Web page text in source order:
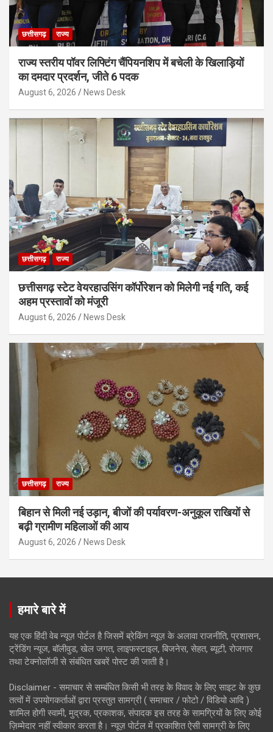
छत्तीसगढ़ राज्य
राज्य स्तरीय पॉवर लिफ्टिंग चैंपियनशिप में बचेली के खिलाड़ियों
का दमदार प्रदर्शन, जीते 6 पदक
August 6, 2026 News Desk
छत्तीसगढ़ राज्य
छत्तीसगढ़ स्टेट वेयरहाउसिंग कॉर्पोरेशन को मिलेगी नई गति, कई
अहम प्रस्तावों को मंजूरी
August 6, 2026 News Desk
छत्तीसगढ़ राज्य
बिहान से मिली नई उड़ान, बीजों की पर्यावरण-अनुकूल राखियों से
बढ़ी ग्रामीण महिलाओं की आय
August 6, 2026 News Desk
हमारे बारे में
यह एक हिंदी वेब न्यूज़ पोर्टल है जिसमें ब्रेकिंग न्यूज़ के अलावा राजनीति, प्रशासन,
ट्रेंडिंग न्यूज, बॉलीवुड, खेल जगत, लाइफस्टाइल, बिजनेस, सेहत, ब्यूटी, रोजगार
तथा टेक्नोलॉजी से संबंधित खबरें पोस्ट की जाती है।
Disclaimer - समाचार से सम्बंधित किसी भी तरह के विवाद के लिए साइट के कुछ
तत्वों में उपयोगकर्ताओं द्वारा प्रस्तुत सामग्री ( समाचार / फोटो / विडियो आदि )
शामिल होगी स्वामी, मुद्रक, प्रकाशक, संपादक इस तरह के सामग्रियों के लिए कोई
ज़िम्मेदार नहीं स्वीकार करता है। न्यूज़ पोर्टल में प्रकाशित ऐसी सामग्री के लिए